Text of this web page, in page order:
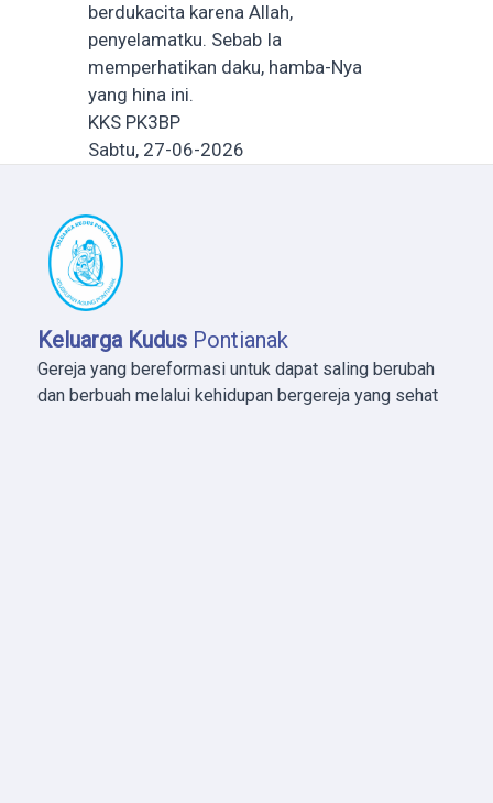
berdukacita karena Allah,
penyelamatku. Sebab Ia
memperhatikan daku, hamba-Nya
yang hina ini.
KKS PK3BP
Sabtu, 27-06-2026
Keluarga Kudus Pontianak
Gereja yang bereformasi untuk dapat saling berubah
dan berbuah melalui kehidupan bergereja yang sehat